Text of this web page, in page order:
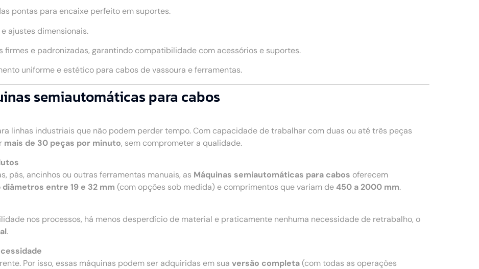
pontas para encaixe perfeito em suportes.
ajustes dimensionais.
firmes e padronizadas, garantindo compatibilidade com acessórios e suportes.
uniforme e estético para cabos de vassoura e ferramentas.
semiautomáticas para cabos
linhas industriais que não podem perder tempo. Com capacidade de trabalhar com duas ou até três peças
mais de 30 peças por minuto, sem comprometer a qualidade.
pás, ancinhos ou outras ferramentas manuais, as Máquinas semiautomáticas para cabos oferecem
diâmetros entre 19 e 32 mm (com opções sob medida) e comprimentos que variam de450 a 2000 mm.
nos processos, há menos desperdício de material e praticamente nenhuma necessidade de retrabalho, o
.
Por isso, essas máquinas podem ser adquiridas em sua versão completa (com todas as operações